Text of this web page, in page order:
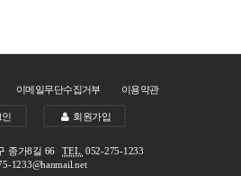
이메일무단수집거부 이용약관
인 회원가입
종가8길 66TEL. 052-275-1233
1233@hanmail.net